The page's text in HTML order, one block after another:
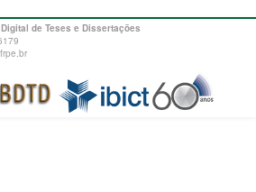
de Teses e Dissertações